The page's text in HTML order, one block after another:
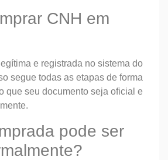
CNH em
e registrada no sistema do
segue todas as etapas de forma
que seu documento seja oficial e
pode ser